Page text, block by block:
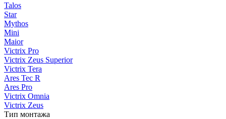
Talos
Star
Mythos
Mini
Maior
Victrix Pro
Victrix Zeus Superior
Victrix Tera
Ares Tec R
Ares Pro
Victrix Omnia
Victrix Zeus
Тип монтажа